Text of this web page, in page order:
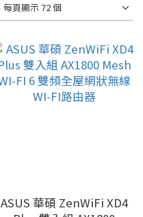
每頁顯示 72 個
ASUS 華碩 ZenWiFi XD4